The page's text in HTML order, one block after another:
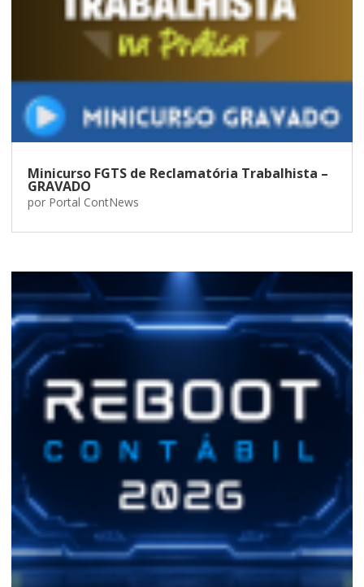
Minicurso FGTS de Reclamatória Trabalhista –
GRAVADO
por Portal ContNews